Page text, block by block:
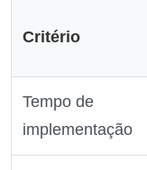
Critério
Tempo de
implementação